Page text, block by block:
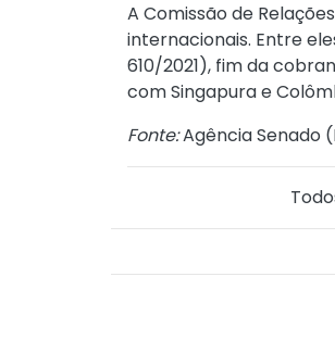
A Comissão de
internacionais. Entre
610/2021), fim da
com Singapura e
Fonte:Agência Senado (